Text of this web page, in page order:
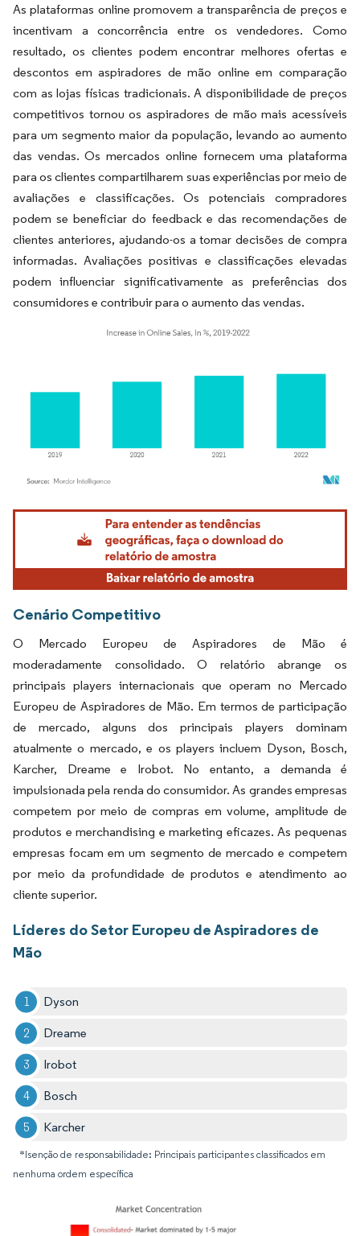
As plataformas online promovem a transparência de preços e
incentivam a concorrência entre os vendedores. Como
resultado, os clientes podem encontrar melhores ofertas e
descontos em aspiradores de mão online em comparação
com as lojas físicas tradicionais. A disponibilidade de preços
competitivos tornou os aspiradores de mão mais acessíveis
para um segmento maior da população, levando ao aumento
das vendas. Os mercados online fornecem uma plataforma
para os clientes compartilharem suas experiências por meio de
avaliações e classificações. Os potenciais compradores
podem se beneficiar do feedback e das recomendações de
clientes anteriores, ajudando-os a tomar decisões de compra
informadas. Avaliações positivas e classificações elevadas
podem influenciar significativamente as preferências dos
consumidores e contribuir para o aumento das vendas.
Imagem © Mordor Intelligence. O reuso requer atribuição conforme CC BY 4.0.
Cenário Competitivo
O Mercado Europeu de Aspiradores de Mão é
moderadamente consolidado. O relatório abrange os
principais players internacionais que operam no Mercado
Europeu de Aspiradores de Mão. Em termos de participação
de mercado, alguns dos principais players dominam
atualmente o mercado, e os players incluem Dyson, Bosch,
Karcher, Dreame e Irobot. No entanto, a demanda é
impulsionada pela renda do consumidor. As grandes empresas
competem por meio de compras em volume, amplitude de
produtos e merchandising e marketing eficazes. As pequenas
empresas focam em um segmento de mercado e competem
por meio da profundidade de produtos e atendimento ao
cliente superior.
Líderes do Setor Europeu de Aspiradores de
Mão
Dyson
Dreame
Irobot
Bosch
Karcher
*Isenção de responsabilidade: Principais participantes classificados em
nenhuma ordem específica